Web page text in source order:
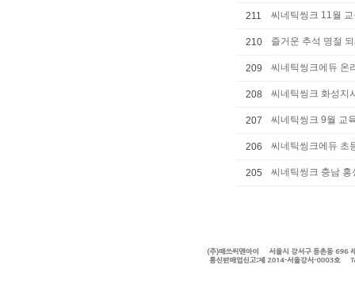
211 씨네틱씽크 11월
210 즐거운 추석 명절
209 씨네틱씽크에듀 온
208 씨네틱씽크 화성지
207 씨네틱씽크 9월 교
206 씨네틱씽크에듀 초
205 씨네틱씽크 충남